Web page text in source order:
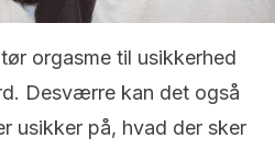
orgasme til usikkerhed
Desværre kan det også
usikker på, hvad der sker